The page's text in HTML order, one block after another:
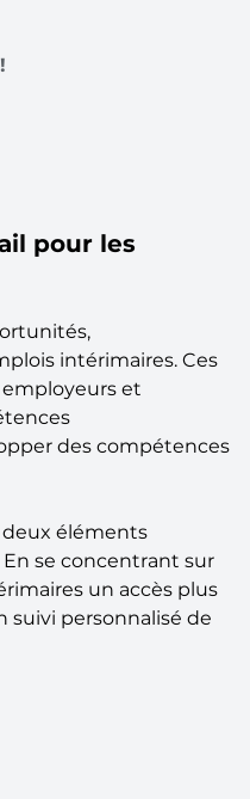
pour les
intérimaires. Ces
et
des compétences
éléments
se concentrant sur
un accès plus
personnalisé de